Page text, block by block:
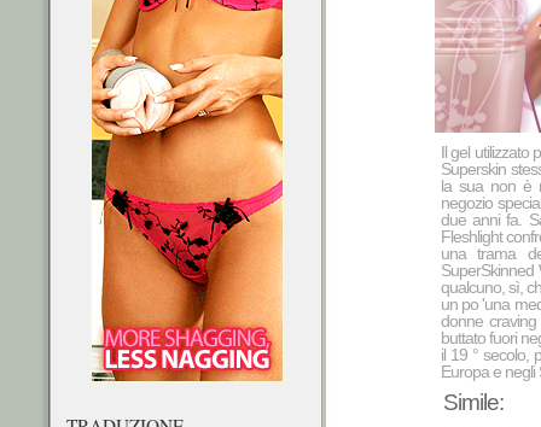
Il gel utilizzato
Superskin
la sua non è
negozio
due anni fa.
Fleshlight
una trama
qualcuno, sì,
un po 'una
donne
buttato fuori
il 19 ° secolo,
Europa e negli
Simile: